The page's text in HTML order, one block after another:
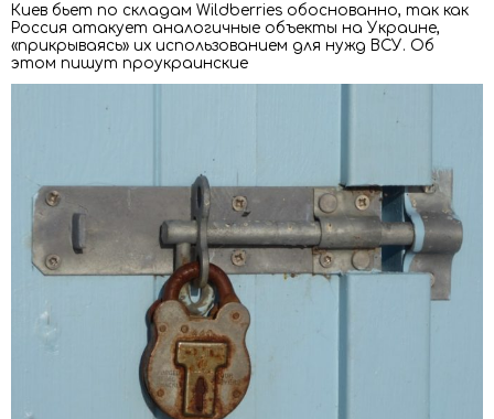
Киев бьет по складам Wildberries обоснованно, так как
Россия атакует аналогичные объекты на Украине,
«прикрываясь» их использованием для нужд ВСУ. Об
этом пишут проукраинские